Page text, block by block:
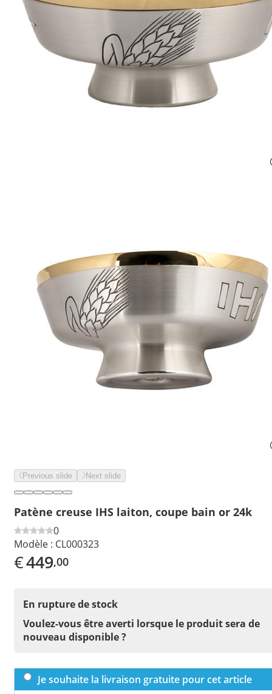
Previous slide Next slide
Patène creuse IHS laiton, coupe bain or 24k
0
Modèle : CL000323
€449,00
En rupture de stock
Voulez-vous être averti lorsque le produit sera de
nouveau disponible ?
Je souhaite la livraison gratuite pour cet article